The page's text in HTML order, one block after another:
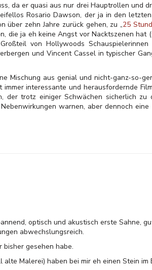
da er quasi aus nur drei Hauptrollen und
Rosario Dawson, der ja in den
über zehn Jahre zurück gehen, zu „25
die ja eh keine Angst vor Nacktszenen hat
von Hollywoods
und Vincent Cassel in typischer
Mischung aus genial und nicht-ganz-so-
interessante und herausfordernde
der trotz einiger Schwächen sicherlich zu
warnen, aber dennoch
optisch und akustisch erste Sahne,
abwechslungsreich.
bisher gesehen habe.
alte Malerei) haben bei mir eh einen Stein